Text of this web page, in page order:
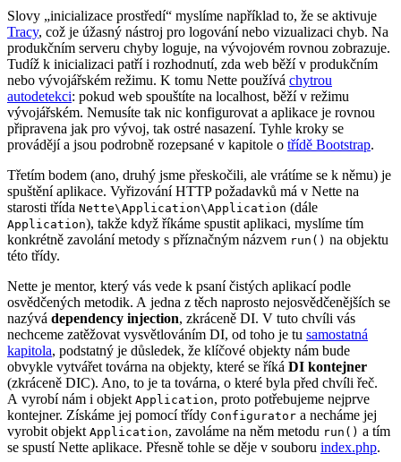
Slovy „inicializace prostředí“ myslíme například to, že se aktivuje
Tracy, což je úžasný nástroj pro logování nebo vizualizaci chyb. Na
produkčním serveru chyby loguje, na vývojovém rovnou zobrazuje.
Tudíž k inicializaci patří i rozhodnutí, zda web běží v produkčním
nebo vývojářském režimu. K tomu Nette používá chytrou
autodetekci: pokud web spouštíte na localhost, běží v režimu
vývojářském. Nemusíte tak nic konfigurovat a aplikace je rovnou
připravena jak pro vývoj, tak ostré nasazení. Tyhle kroky se
provádějí a jsou podrobně rozepsané v kapitole o třídě Bootstrap.
Třetím bodem (ano, druhý jsme přeskočili, ale vrátíme se k němu) je
spuštění aplikace. Vyřizování HTTP požadavků má v Nette na
starosti třída Nette\Application\Application (dále
Application), takže když říkáme spustit aplikaci, myslíme tím
konkrétně zavolání metody s příznačným názvem run() na objektu
této třídy.
Nette je mentor, který vás vede k psaní čistých aplikací podle
osvědčených metodik. A jedna z těch naprosto nejosvědčenějších se
nazývá dependency injection, zkráceně DI. V tuto chvíli vás
nechceme zatěžovat vysvětlováním DI, od toho je tu samostatná
kapitola, podstatný je důsledek, že klíčové objekty nám bude
obvykle vytvářet továrna na objekty, které se říká DI kontejner
(zkráceně DIC). Ano, to je ta továrna, o které byla před chvíli řeč.
A vyrobí nám i objekt Application, proto potřebujeme nejprve
kontejner. Získáme jej pomocí třídy Configurator a necháme jej
vyrobit objekt Application, zavoláme na něm metodu run() a tím
se spustí Nette aplikace. Přesně tohle se děje v souboru index.php.